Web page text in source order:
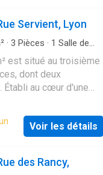
Servient, Lyon
· 3 Pièces · 1 Salle de
est situé au troisième
dont deux
Établi au cœur d'une
Voir les détails
des Rancy,